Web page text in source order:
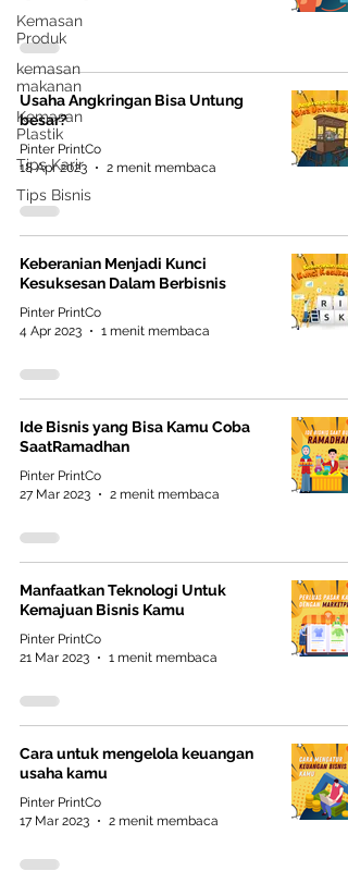
Anda Sebelu
Kemasan
Produk
kemasan
makanan
Kemasan
Plastik
Tips Karir
Tips Bisnis
Usaha Angkringan Bisa Untung
besar?
Pinter PrintCo
18 Apr 2023
2 menit membaca
Keberanian Menjadi Kunci
Kesuksesan Dalam Berbisnis
Pinter PrintCo
4 Apr 2023
1 menit membaca
Ide Bisnis yang Bisa Kamu Coba
SaatRamadhan
Pinter PrintCo
27 Mar 2023
2 menit membaca
Manfaatkan Teknologi Untuk
Kemajuan Bisnis Kamu
Pinter PrintCo
21 Mar 2023
1 menit membaca
Cara untuk mengelola keuangan
usaha kamu
Pinter PrintCo
17 Mar 2023
2 menit membaca